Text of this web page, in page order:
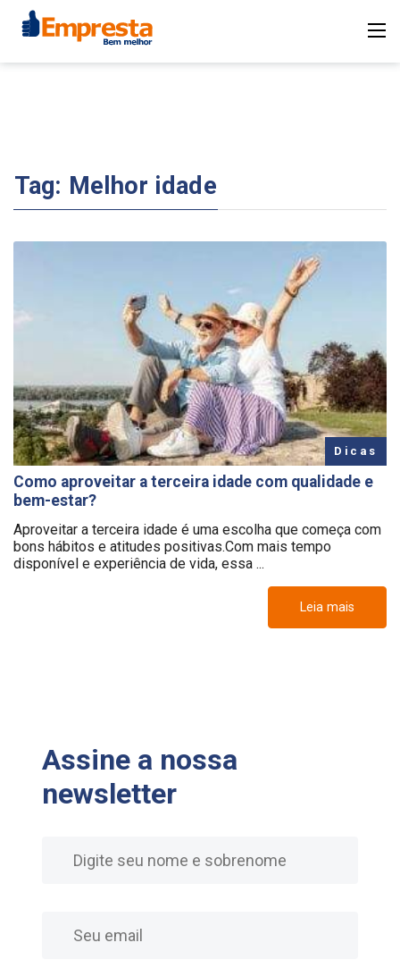
Tag: Melhor idade
Dicas
Como aproveitar a terceira idade com qualidade e
bem-estar?
Aproveitar a terceira idade é uma escolha que começa com
bons hábitos e atitudes positivas.Com mais tempo
disponível e experiência de vida, essa ...
Leia mais
Assine a nossa
newsletter